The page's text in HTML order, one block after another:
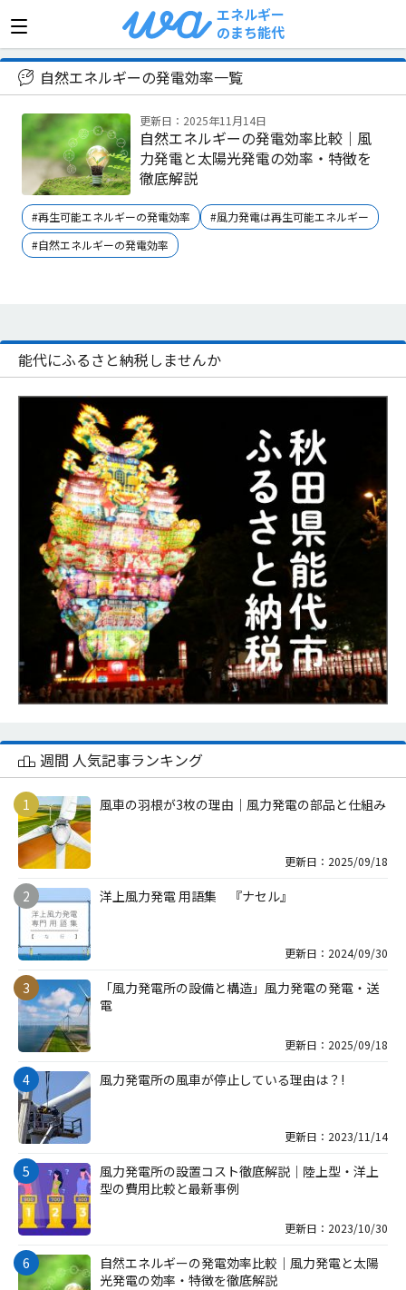
エネルギー
のまち能代
自然エネルギーの発電効率
自然エネルギーの発電効率一覧
更新日：2025年11月14日
自然エネルギーの発電効率比較｜風
力発電と太陽光発電の効率・特徴を
徹底解説
#再生可能エネルギーの発電効率
#風力発電は再生可能エネルギー
#自然エネルギーの発電効率
能代にふるさと納税しませんか
週間 人気記事ランキング
風車の羽根が3枚の理由｜風力発電の部品と仕組み
更新日：2025/09/18
洋上風力発電 用語集 『ナセル』
更新日：2024/09/30
「風力発電所の設備と構造」風力発電の発電・送
電
更新日：2025/09/18
風力発電所の風車が停止している理由は？!
更新日：2023/11/14
風力発電所の設置コスト徹底解説｜陸上型・洋上
型の費用比較と最新事例
更新日：2023/10/30
自然エネルギーの発電効率比較｜風力発電と太陽
光発電の効率・特徴を徹底解説